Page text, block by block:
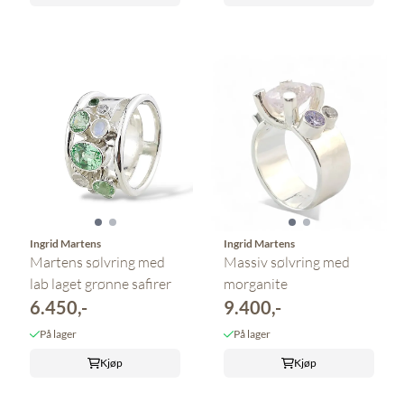
Ingrid Martens
Martens sølvring med
lab laget grønne safirer
6.450,-
På lager
Kjøp
Ingrid Martens
Massiv sølvring med
morganite
9.400,-
På lager
Kjøp